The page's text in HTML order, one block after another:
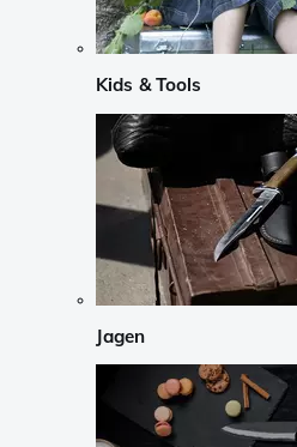
Kids & Tools
Jagen